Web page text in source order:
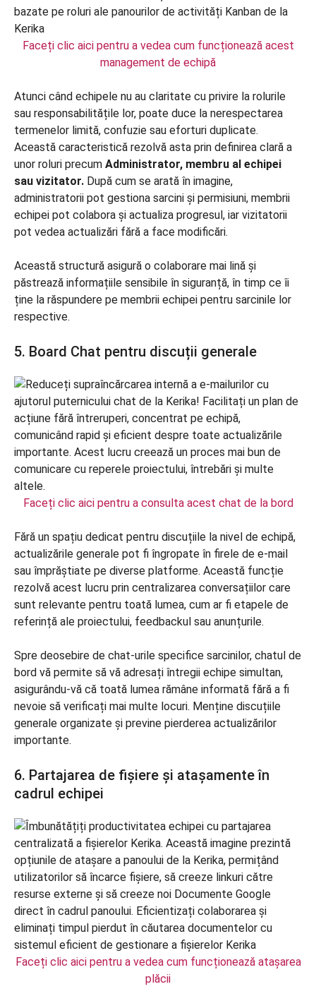
Faceți clic aici pentru a vedea cum funcționează acest
management de echipă
Atunci când echipele nu au claritate cu privire la rolurile
sau responsabilitățile lor, poate duce la nerespectarea
termenelor limită, confuzie sau eforturi duplicate.
Această caracteristică rezolvă asta prin definirea clară a
unor roluri precum Administrator, membru al echipei
sau vizitator. După cum se arată în imagine,
administratorii pot gestiona sarcini și permisiuni, membrii
echipei pot colabora și actualiza progresul, iar vizitatorii
pot vedea actualizări fără a face modificări.
Această structură asigură o colaborare mai lină și
păstrează informațiile sensibile în siguranță, în timp ce îi
ține la răspundere pe membrii echipei pentru sarcinile lor
respective.
5. Board Chat pentru discuții generale
Faceți clic aici pentru a consulta acest chat de la bord
Fără un spațiu dedicat pentru discuțiile la nivel de echipă,
actualizările generale pot fi îngropate în firele de e-mail
sau împrăștiate pe diverse platforme. Această funcție
rezolvă acest lucru prin centralizarea conversațiilor care
sunt relevante pentru toată lumea, cum ar fi etapele de
referință ale proiectului, feedbackul sau anunțurile.
Spre deosebire de chat-urile specifice sarcinilor, chatul de
bord vă permite să vă adresați întregii echipe simultan,
asigurându-vă că toată lumea rămâne informată fără a fi
nevoie să verificați mai multe locuri. Menține discuțiile
generale organizate și previne pierderea actualizărilor
importante.
6. Partajarea de fișiere și atașamente în
cadrul echipei
Faceți clic aici pentru a vedea cum funcționează atașarea
plăcii